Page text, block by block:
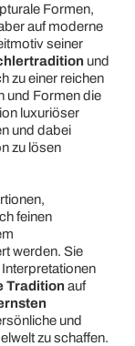
Formen,
auf moderne
seiner
und
zu einer reichen
und Formen die
luxuriöser
und dabei
zu lösen
feinen
werden. Sie
Tradition auf
und
zu schaffen.